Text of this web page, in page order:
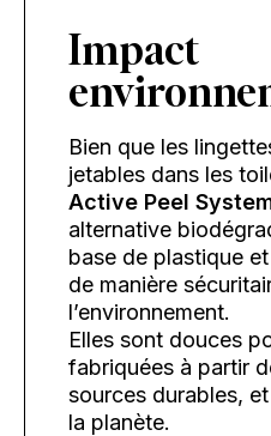
Impact
Bien que les
jetables dans les
Active Peel
alternative
base de plastique
de manière
l’environnement.
Elles sont douces
fabriquées à partir
sources durables,
la planète.